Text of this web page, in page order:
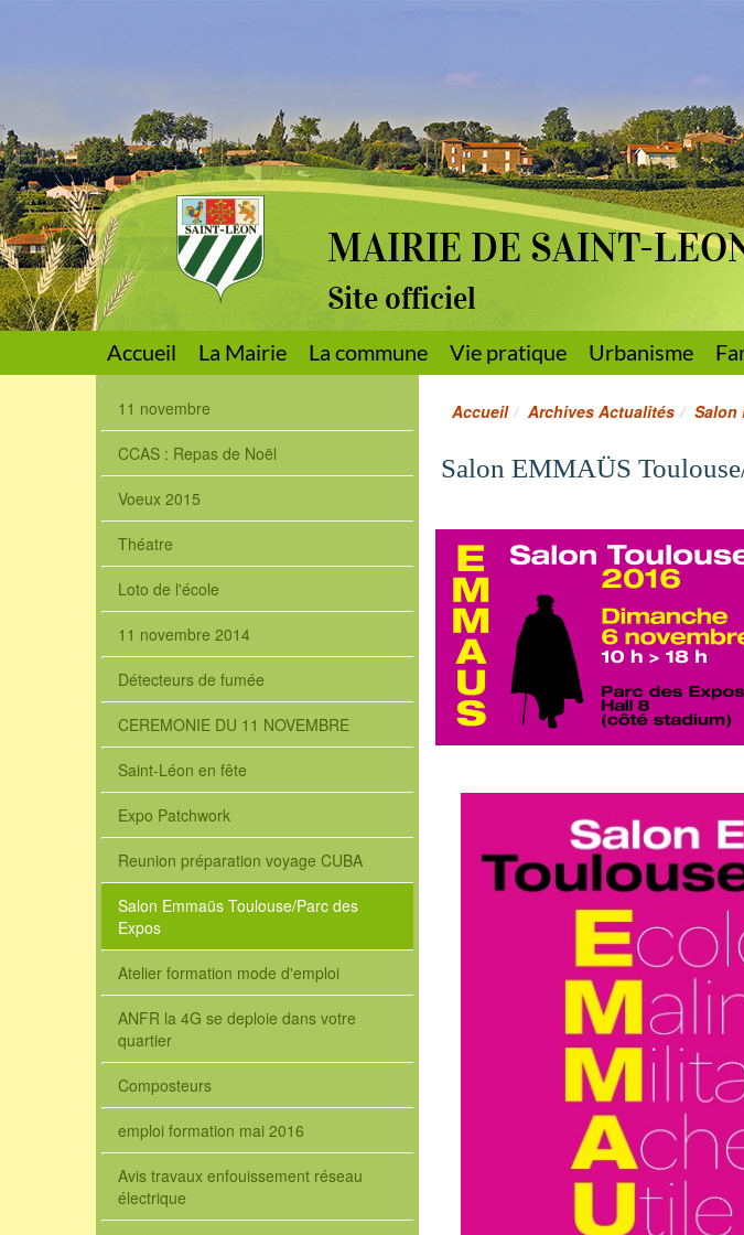
MAIRIE DE SAINT-
Site officiel
Accueil La Mairie La commune Vie pratique Urbanisme
Accueil Archives Actualités Salon
Salon EMMAÜS
11 novembre
CCAS : Repas de Noël
Voeux 2015
Théatre
Loto de l'école
11 novembre 2014
Détecteurs de fumée
CEREMONIE DU 11 NOVEMBRE
Saint-Léon en fête
Expo Patchwork
Reunion préparation voyage CUBA
Salon Emmaüs Toulouse/Parc des
Expos
Atelier formation mode d'emploi
ANFR la 4G se deploie dans votre
quartier
Composteurs
emploi formation mai 2016
Avis travaux enfouissement réseau
électrique